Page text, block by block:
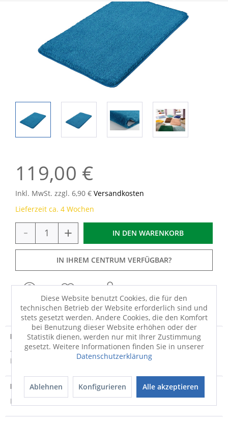
119,00 €
Inkl. MwSt. zzgl. 6,90 € Versandkosten
Lieferzeit ca. 4 Wochen
- + IN DEN WARENKORB
IN IHREM CENTRUM VERFÜGBAR?
FRAGEN MERKEN TEILEN
Produktdetails
· Florhöhe: 30mm Erzeugen Sie mit Badteppich Relax der
Marke Kleine Wolke ein stimmiges...mehr
Produktsicherheit
Produktsicherheit
Diese Website benutzt Cookies, die für den
technischen Betrieb der Website erforderlich sind und
stets gesetzt werden. Andere Cookies, die den Komfort
bei Benutzung dieser Website erhöhen oder der
Statistik dienen, werden nur mit Ihrer Zustimmung
gesetzt. Weitere Informationen finden Sie in unserer
Datenschutzerklärung
Ablehnen Konfigurieren Alle akzeptieren